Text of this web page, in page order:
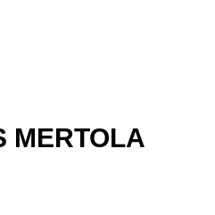
MERTOLA